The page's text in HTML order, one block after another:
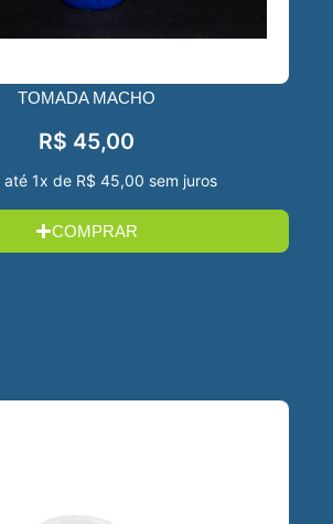
TOMADA MACHO
R$ 45,00
até 1x de R$ 45,00 sem juros
COMPRAR